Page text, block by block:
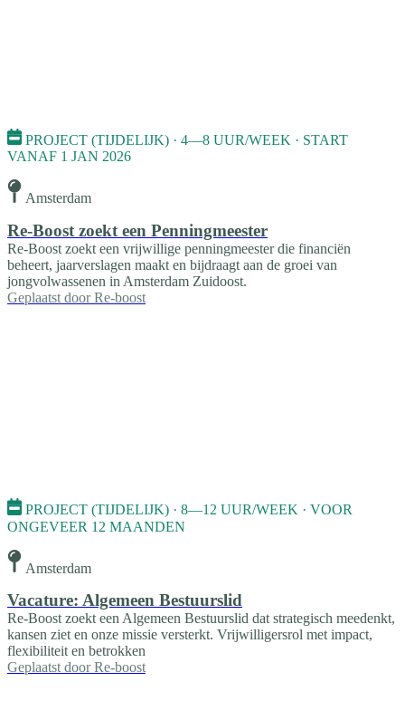
PROJECT (TIJDELIJK) · 4—8 UUR/WEEK · START
VANAF 1 JAN 2026
Amsterdam
Re-Boost zoekt een Penningmeester
Re-Boost zoekt een vrijwillige penningmeester die financiën
beheert, jaarverslagen maakt en bijdraagt aan de groei van
jongvolwassenen in Amsterdam Zuidoost.
Geplaatst door Re-boost
PROJECT (TIJDELIJK) · 8—12 UUR/WEEK · VOOR
ONGEVEER 12 MAANDEN
Amsterdam
Vacature: Algemeen Bestuurslid
Re-Boost zoekt een Algemeen Bestuurslid dat strategisch meedenkt,
kansen ziet en onze missie versterkt. Vrijwilligersrol met impact,
flexibiliteit en betrokken
Geplaatst door Re-boost